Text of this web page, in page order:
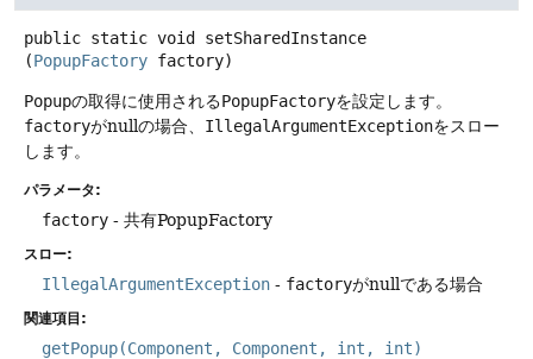
public static void setSharedInstance
(PopupFactory factory)
Popupの取得に使用されるPopupFactoryを設定します。
factoryがnullの場合、 IllegalArgumentExceptionをスロー
します。
パラメータ:
factory - 共有PopupFactory
スロー:
IllegalArgumentException - factoryがnullである場合
関連項目:
getPopup(Component, Component, int, int)